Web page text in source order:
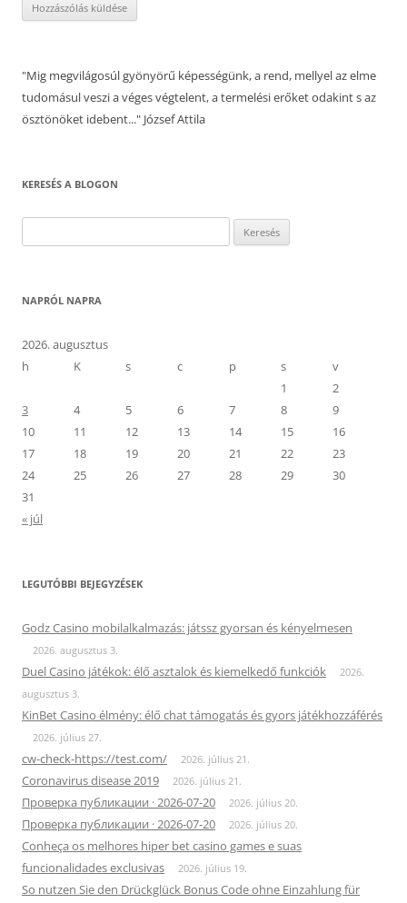
"Mig megvilágosúl gyönyörű képességünk, a rend, mellyel az elme
tudomásul veszi a véges végtelent, a termelési erőket odakint s az
ösztönöket idebent..." József Attila
KERESÉS A BLOGON
NAPRÓL NAPRA
2026. augusztus
h
K s c p s
v
1
2
3
4 5 6 7 8
9
10
11 12 13 14 15
16
17
18 19 20 21 22
23
24
25 26 27 28 29
30
31
« júl
LEGUTÓBBI BEJEGYZÉSEK
Godz Casino mobilalkalmazás: játssz gyorsan és kényelmesen
2026. augusztus 3.
Duel Casino játékok: élő asztalok és kiemelkedő funkciók
2026.
augusztus 3.
KinBet Casino élmény: élő chat támogatás és gyors játékhozzáférés
2026. július 27.
cw-check-https://test.com/ 2026. július 21.
Coronavirus disease 2019 2026. július 21.
Проверка публикации · 2026-07-20 2026. július 20.
Проверка публикации · 2026-07-20 2026. július 20.
Conheça os melhores hiper bet casino games e suas
funcionalidades exclusivas
2026. július 19.
So nutzen Sie den Drückglück Bonus Code ohne Einzahlung für